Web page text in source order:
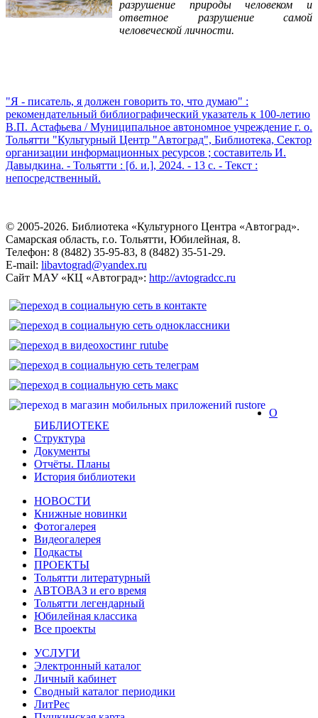
разрушение природы человеком и
ответное разрушение самой
человеческой личности.
"Я - писатель, я должен говорить то, что думаю" :
рекомендательный библиографический указатель к 100-летию
В.П. Астафьева / Муниципальное автономное учреждение г. о.
Тольятти "Культурный Центр "Автоград", Библиотека, Сектор
организации информационных ресурсов ; составитель И.
Давыдкина. - Тольятти : [б. и.], 2024. - 13 с. - Текст :
непосредственный.
© 2005-2026. Библиотека «Культурного Центра «Автоград».
Самарская область, г.о. Тольятти, Юбилейная, 8.
Телефон: 8 (8482) 35-95-83, 8 (8482) 35-51-29.
E-mail: libavtograd@yandex.ru
Сайт МАУ «КЦ «Автоград»: http://avtogradcc.ru
О
БИБЛИОТЕКЕ
Структура
Документы
Отчёты. Планы
История библиотеки
НОВОСТИ
Книжные новинки
Фотогалерея
Видеогалерея
Подкасты
ПРОЕКТЫ
Тольятти литературный
АВТОВАЗ и его время
Тольятти легендарный
Юбилейная классика
Все проекты
УСЛУГИ
Электронный каталог
Личный кабинет
Сводный каталог периодики
ЛитРес